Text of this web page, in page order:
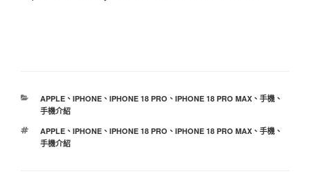
分
類
APPLE、 IPHONE、 IPHONE 18 PRO 、 IPHONE 18 PRO MAX、 手機、
手機介紹
標
籤
APPLE、 IPHONE、 IPHONE 18 PRO 、 IPHONE 18 PRO MAX、 手機、
手機介紹